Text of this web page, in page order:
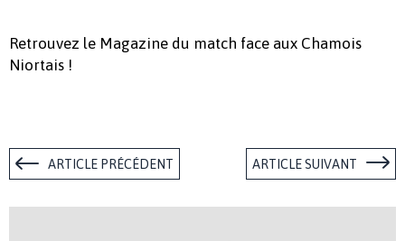
Retrouvez le Magazine du match face aux Chamois
Niortais !
ARTICLE PRÉCÉDENT ARTICLE SUIVANT